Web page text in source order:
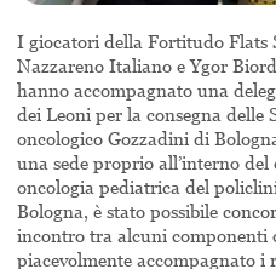
I giocatori della Fortitudo Flats
Nazzareno Italiano e Ygor
hanno accompagnato una
dei Leoni per la consegna
oncologico Gozzadini di
una sede proprio all’interno
oncologia pediatrica del
Bologna, è stato possibile
incontro tra alcuni componenti
piacevolmente accompagnato i